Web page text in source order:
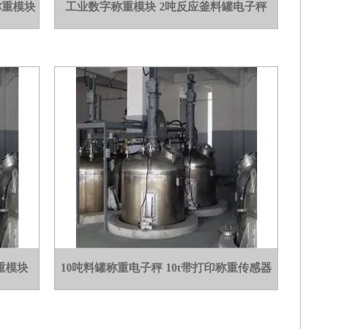
模块 工业数字称重模块 2吨反应釜料罐电子秤
模块 10吨料罐称重电子秤 10t带打印称重传感器